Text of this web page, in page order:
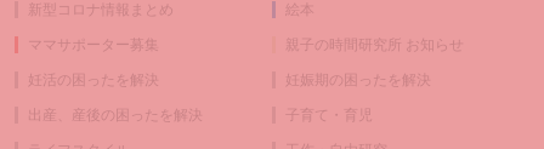
新型コロナ情報まとめ 絵本
ママサポーター募集 親子の時間研究所 お知らせ
妊活の困ったを解決 妊娠期の困ったを解決
出産、産後の困ったを解決 子育て・育児